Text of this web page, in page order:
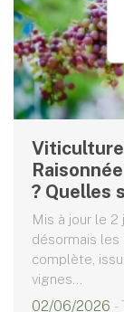
? Quelles
Mis à jour le
désormais les
complète,
vignes...
02/06/2026 -